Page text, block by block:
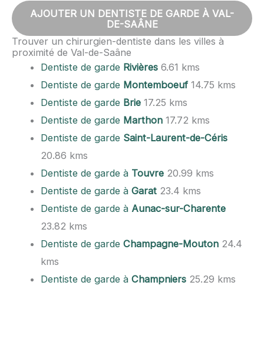
AJOUTER UN DENTISTE DE GARDE À VAL-
DE-SAÂNE
Trouver un chirurgien-dentiste dans les villes à
proximité de Val-de-Saâne
Dentiste de garde Rivières 6.61 kms
Dentiste de garde Montemboeuf 14.75 kms
Dentiste de garde Brie 17.25 kms
Dentiste de garde Marthon 17.72 kms
Dentiste de garde Saint-Laurent-de-Céris
20.86 kms
Dentiste de garde à Touvre 20.99 kms
Dentiste de garde àGarat 23.4 kms
Dentiste de garde à Aunac-sur-Charente
23.82 kms
Dentiste de gardeChampagne-Mouton 24.4
kms
Dentiste de garde àChampniers 25.29 kms